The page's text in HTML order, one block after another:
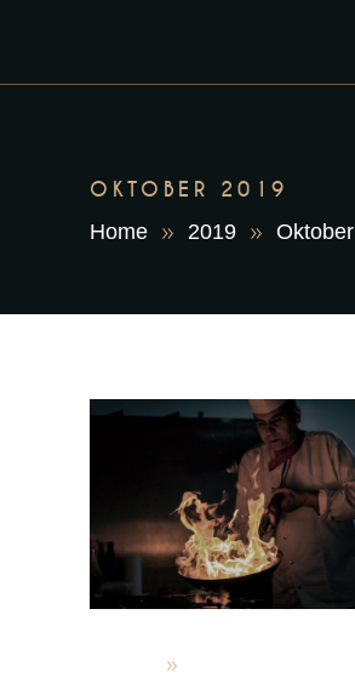
OKTOBER 2019
Home 2019 Oktober